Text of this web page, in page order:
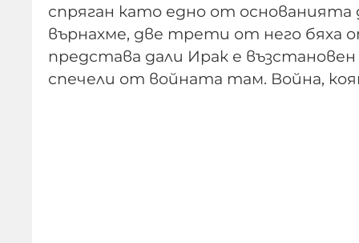
спряган като едно от
върнахме, две трети от него бяха
представа дали Ирак е
спечели от войната там. Война,